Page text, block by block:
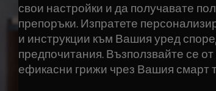
свои настройки и да получавате
препоръки. Изпратете
и инструкции към Вашия уред
предпочитания. Възползвайте се
ефикасни грижи чрез Вашия смарт